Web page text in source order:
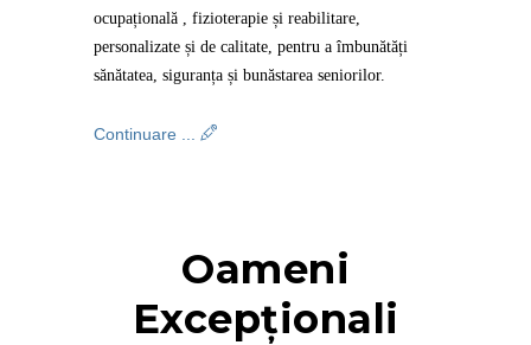
ocupațională , fizioterapie și reabilitare,
personalizate și de calitate, pentru a îmbunătăți
sănătatea, siguranța și bunăstarea seniorilor.
Continuare ...
Oameni
Excepționali